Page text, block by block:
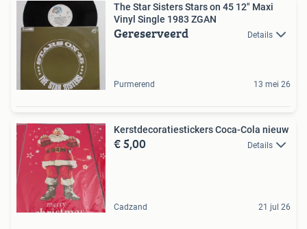
The Star Sisters Stars on 45 12" Maxi
Vinyl Single 1983 ZGAN
Gereserveerd Details
Purmerend 13 mei 26
Kerstdecoratiestickers Coca-Cola nieuw
€ 5,00 Details
Cadzand 21 jul 26